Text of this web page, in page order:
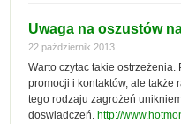
Uwaga na oszustów
22 październik 2013
Warto czytac takie ostrzeżenia.
promocji i kontaktów, ale także
tego rodzaju zagrożeń
doswiadczeń. http://